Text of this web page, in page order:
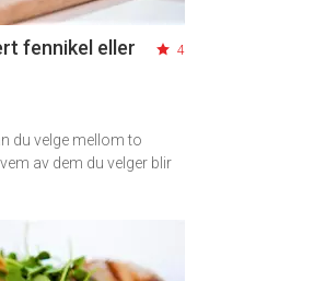
fennikel eller
4
du velge mellom to
av dem du velger blir